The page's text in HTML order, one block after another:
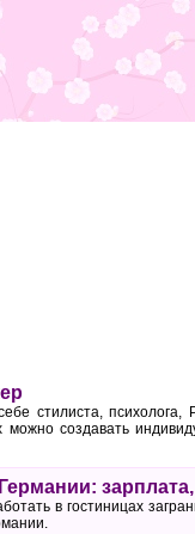
стилиста, психолога,
можно создавать
в гостиницах